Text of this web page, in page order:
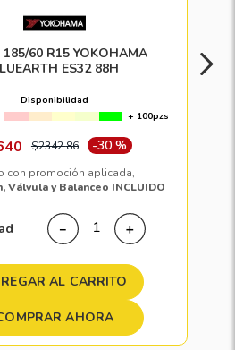
60 R15 YOKOHAMA
ES32 88H
Disponibilidad
+ 100pzs
$2342.86 -30 %
con promoción aplicada,
Válvula y Balanceo INCLUIDO
＋
－
AL CARRITO
AHORA